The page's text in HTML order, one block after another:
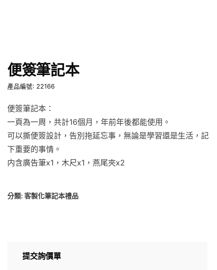
便簽筆記本
產品編號: 22166
便簽筆記本：
一頁為一周，共計16個月，年前年後都能使用。
可以撕便簽設計，告別拖延忘事，無論是學習還是生活，記
下重要的事情。
内含廣告筆x1，木尺x1，燕尾夾x2
分類: 客製化筆記本禮品
提交詢價單